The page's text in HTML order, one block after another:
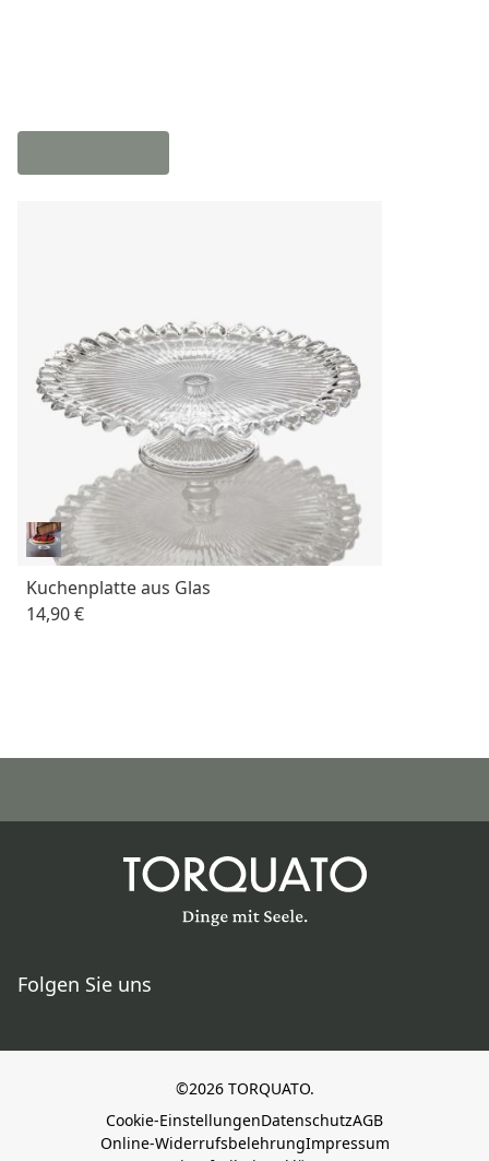
Kuchenplatte aus Glas
14,90 €
Folgen Sie uns
©2026 TORQUATO.
Cookie-EinstellungenDatenschutzAGB
Online-WiderrufsbelehrungImpressum